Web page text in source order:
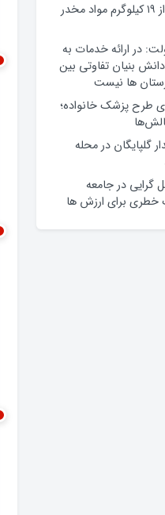
کشف بیش از ۱۹ کیلوگرم مواد مخدر
در ارائه خدمات به
بنیان تفاوتی بین
ها نیست
طرح پزشک خانواده؛
گلپایگان در محله
گرایی در جامعه
خطری برای ارزش ها